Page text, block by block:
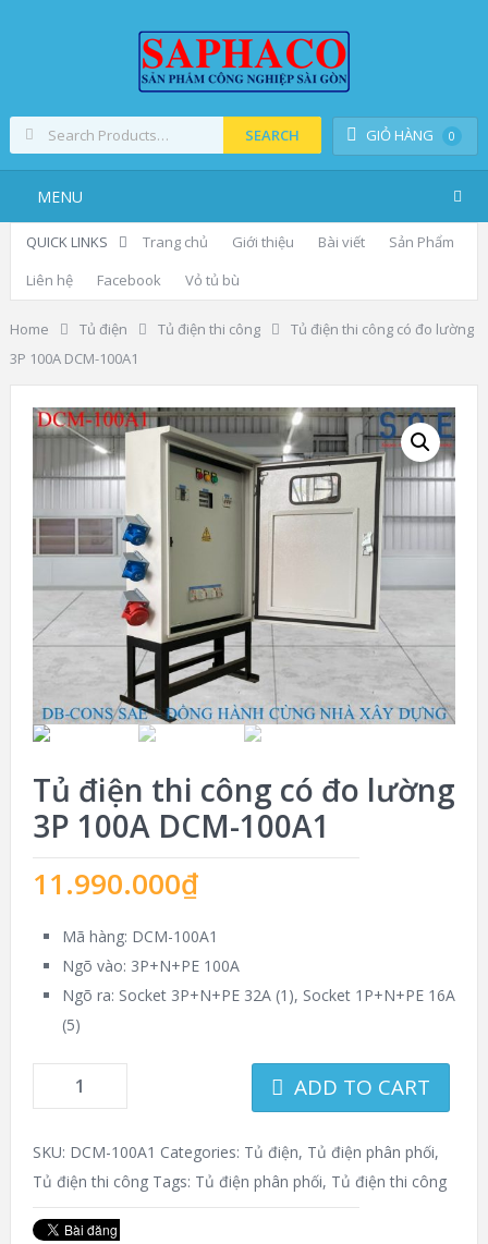
GIỎ HÀNG 0
SEARCH
MENU
QUICK LINKS Trang chủ Giới thiệu Bài viết
Sản Phẩm
Liên hệ
Facebook Vỏ tủ bù
Home Tủ điện Tủ điện thi công
Tủ điện thi công có đo lường
3P 100A DCM-100A1
Tủ điện thi công có đo lường
3P 100A DCM-100A1
11.990.000₫
Mã hàng: DCM-100A1
Ngõ vào: 3P+N+PE 100A
Ngõ ra: Socket 3P+N+PE 32A (1), Socket 1P+N+PE 16A
(5)
ADD TO CART
SKU: DCM-100A1 Categories: Tủ điện, Tủ điện phân phối,
Tủ điện thi công Tags: Tủ điện phân phối, Tủ điện thi công